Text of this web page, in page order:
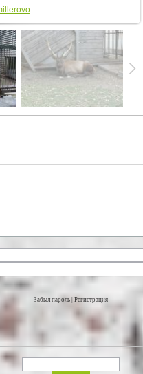
Забыл пароль Регистрация